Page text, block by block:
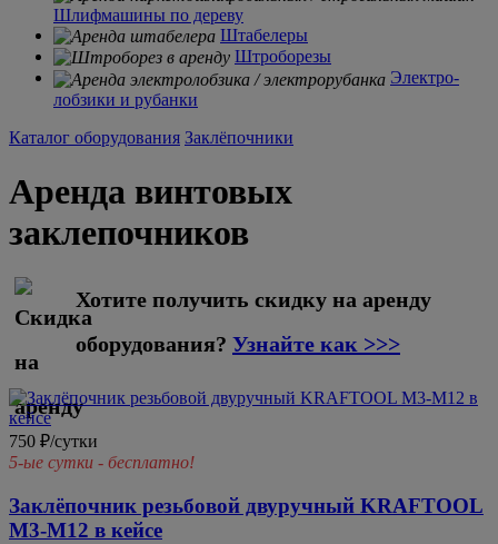
Шлифмашины по дереву
Штабелеры
Штроборезы
Электро-
лобзики и рубанки
Каталог оборудования Заклёпочники
Аренда винтовых
заклепочников
Хотите получить скидку на аренду
оборудования? Узнайте как >>>
750 ₽/сутки
5-ые сутки - бесплатно!
Заклёпочник резьбовой двуручный KRAFTOOL
М3-М12 в кейсе